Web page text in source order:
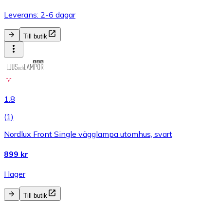
Leverans: 2-6 dagar
Till butik
1.8
(1)
Nordlux Front Single vägglampa utomhus, svart
899 kr
I lager
Till butik